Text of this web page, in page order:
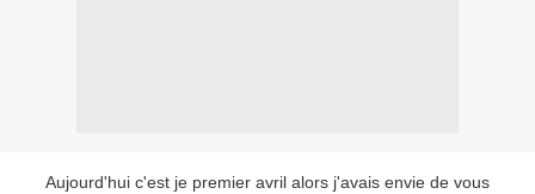
Aujourd'hui c'est je premier avril alors j'avais envie de vous